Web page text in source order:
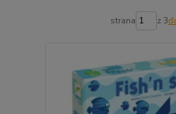
strana z 3